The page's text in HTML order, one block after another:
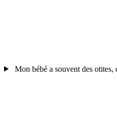
Mon bébé a souvent des otites,